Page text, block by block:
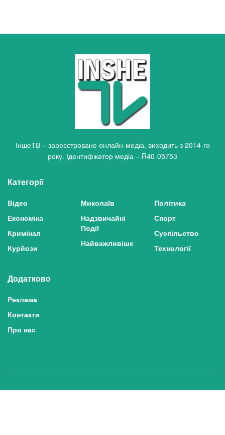
ІншеТВ – зареєстроване онлайн-медіа, виходить з 2014-го
року. Ідентифікатор медіа – R40-05753
Категорії
Відео
Економіка
Кримінал
Курйози
Миколаїв
Надзвичайні
Події
Найважливіше
Політика
Спорт
Суспільство
Технології
Додатково
Реклама
Контакти
Про нас
Політика конфіденційності та захисту персональних даних